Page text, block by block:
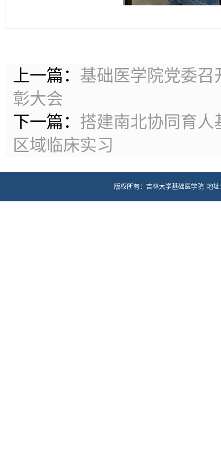
上一篇： 基础医学院党委召
彰大会
下一篇： 搭建南北协同育人
区域临床实习
版权所有：吉林大学基础医学院 地